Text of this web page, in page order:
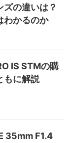
の違いは？
わかるのか
IS STMの購
もに解説
35mm F1.4